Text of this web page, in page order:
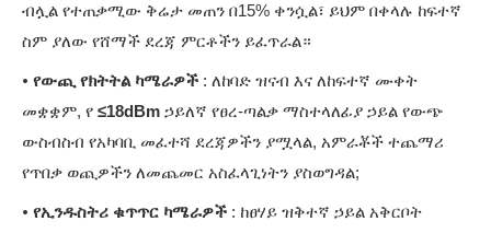
ብሏል የተጠቃሚው ቅሬታ መጠን በ15% ቀንሷል፣ ይህም በቀላሉ ከፍተኛ
ስም ያለው የሸማች ደረጃ ምርቶችን ይፈጥራል።
• የውጪ የክትትል ካሜራዎች : ለከባድ ዝናብ እና ለከፍተኛ ሙቀት
መቋቋም, የ ≤18dBm ኃይለኛ የፀረ-ጣልቃ ማስተላለፊያ ኃይል የውጭ
ውስብስብ የአካባቢ መፈተሻ ደረጃዎችን ያሟላል, አምራቾች ተጨማሪ
የጥበቃ ወጪዎችን ለመጨመር አስፈላጊነትን ያስወግዳል;
• የኢንዱስትሪ ቁጥጥር ካሜራዎች : ከፀሃይ ዝቅተኛ ኃይል አቅርቦት